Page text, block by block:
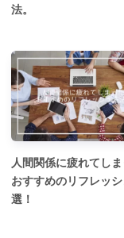
法。
人間関係に疲れてし
おすすめのリフレッ
選！